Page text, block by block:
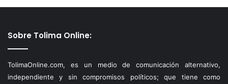
Sobre Tolima Online:
TolimaOnline.com, es un medio de comunicación alternativo,
independiente y sin compromisos políticos; que tiene como